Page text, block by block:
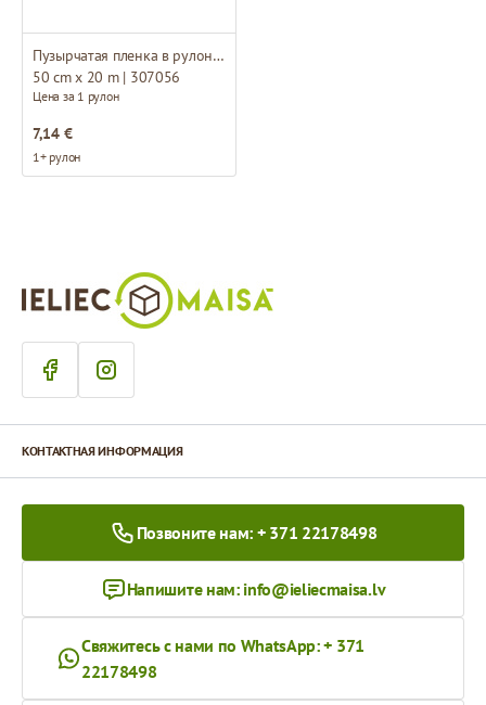
Пузырчатая пленка в рулонах
50 cm x 20 m | 307056
Цена за 1 рулон
7,14 €
1+ рулон
КОНТАКТНАЯ ИНФОРМАЦИЯ
Позвоните нам: + 371 22178498
Напишите нам: info@ieliecmaisa.lv
Свяжитесь с нами по WhatsApp: + 371
22178498